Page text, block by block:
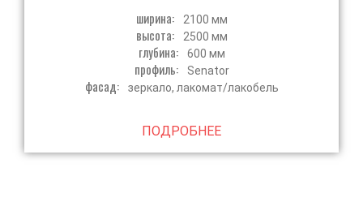
ширина: 2100 мм
высота: 2500 мм
глубина: 600 мм
профиль: Senator
фасад: зеркало, лакомат/лакобель
ПОДРОБНЕЕ